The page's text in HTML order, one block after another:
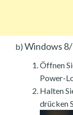
b) Windows
Öffnen
Power-
Halten
drücken